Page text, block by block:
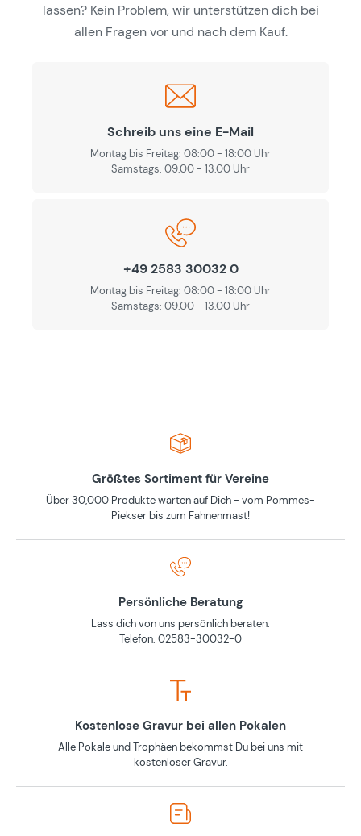
lassen? Kein Problem, wir unterstützen dich bei
allen Fragen vor und nach dem Kauf.
Schreib uns eine E-Mail
Montag bis Freitag: 08:00 - 18:00 Uhr
Samstags: 09.00 - 13.00 Uhr
+49 2583 30032 0
Montag bis Freitag: 08:00 - 18:00 Uhr
Samstags: 09.00 - 13.00 Uhr
Größtes Sortiment für Vereine
Über 30,000 Produkte warten auf Dich - vom Pommes-
Piekser bis zum Fahnenmast!
Persönliche Beratung
Lass dich von uns persönlich beraten.
Telefon: 02583-30032-0
Kostenlose Gravur bei allen Pokalen
Alle Pokale und Trophäen bekommst Du bei uns mit
kostenloser Gravur.